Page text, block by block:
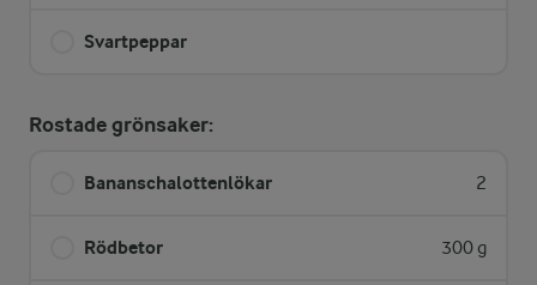
Svartpeppar
Rostade grönsaker:
Bananschalottenlökar 2
Rödbetor 300 g